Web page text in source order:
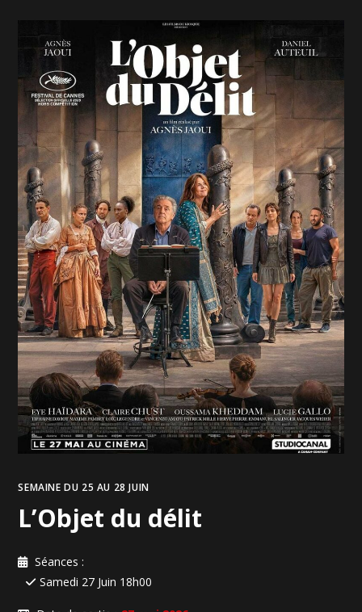
SEMAINE DU 25 AU 28 JUIN
L’Objet du délit
Séances :
Samedi 27 Juin 18h00